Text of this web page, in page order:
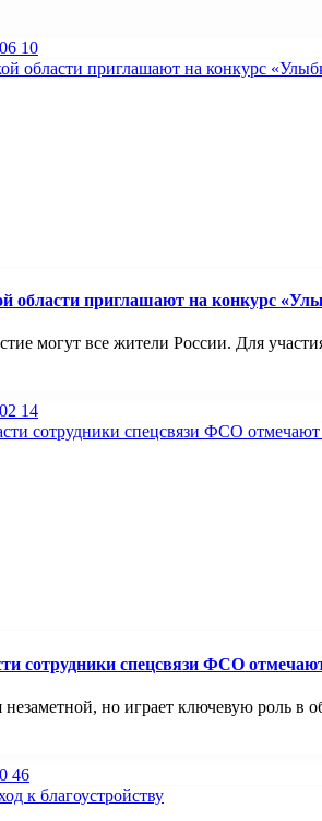
10
области приглашают на конкурс
могут все жители России. Для
14
сотрудники спецсвязи ФСО
незаметной, но играет ключевую роль в
46